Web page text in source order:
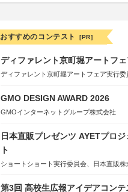
おすすめのコンテスト [PR]
ディファレント京町堀アートフ
ディファレント京町堀アートフェア実行委
GMO DESIGN AWARD 2026
GMOインターネットグループ株式会社
日本直販プレゼンツ AYETプロ
ト
ショートショート実行委員会、日本直販
第3回 高校生広報アイデアコンテ